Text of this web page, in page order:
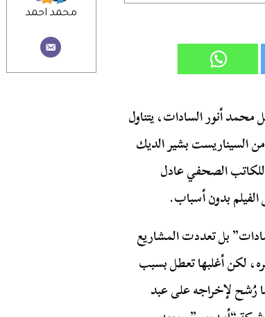
محمد احمد
محمد أنور السادات، يتناول
السيناريست بشير الديك
للكاتب الصحفي عادل
بدون أسباب.
بل تعددت المشاريع
لكن أغلبها تعطل بسبب
رُشح لإخراجه على عبد